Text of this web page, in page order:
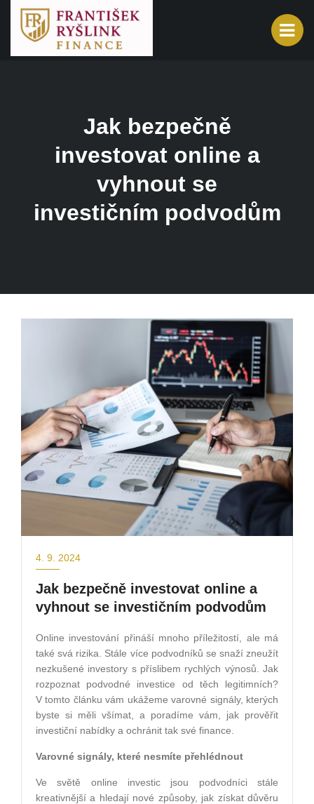
Jak bezpečně
investovat online a
vyhnout se
investičním podvodům
4. 9. 2024
Jak bezpečně investovat online a
vyhnout se investičním podvodům
Online investování přináší mnoho příležitostí, ale má
také svá rizika. Stále více podvodníků se snaží zneužít
nezkušené investory s příslibem rychlých výnosů. Jak
rozpoznat podvodné investice od těch legitimních?
V tomto článku vám ukážeme varovné signály, kterých
byste si měli všímat, a poradíme vám, jak prověřit
investiční nabídky a ochránit tak své finance.
Varovné signály, které nesmíte přehlédnout
Ve světě online investic jsou podvodníci stále
kreativnější a hledají nové způsoby, jak získat důvěru